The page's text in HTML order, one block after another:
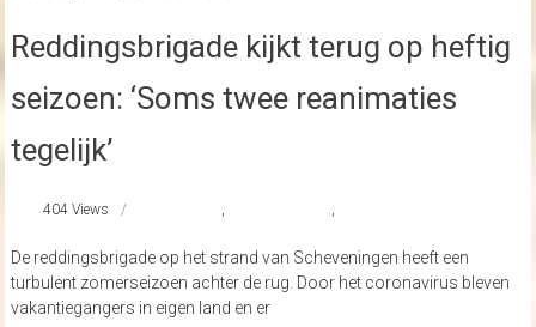
Reddingsbrigade kijkt terug op heftig
seizoen: ‘Soms twee reanimaties
tegelijk’
404 Views , ,
De reddingsbrigade op het strand van Scheveningen heeft een
turbulent zomerseizoen achter de rug. Door het coronavirus bleven
vakantiegangers in eigen land en er